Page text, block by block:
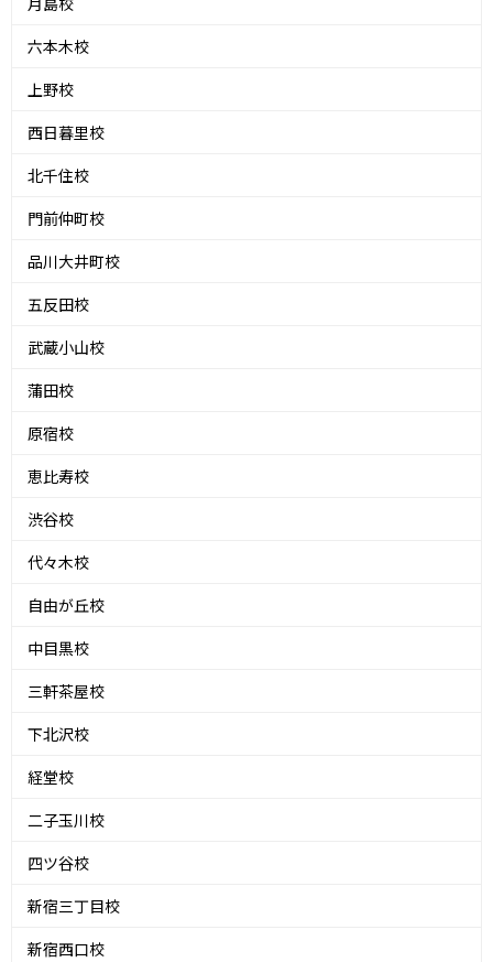
六本木校
上野校
西日暮里校
北千住校
門前仲町校
品川大井町校
五反田校
武蔵小山校
蒲田校
原宿校
恵比寿校
渋谷校
代々木校
自由が丘校
中目黒校
三軒茶屋校
下北沢校
経堂校
二子玉川校
四ツ谷校
新宿三丁目校
新宿西口校